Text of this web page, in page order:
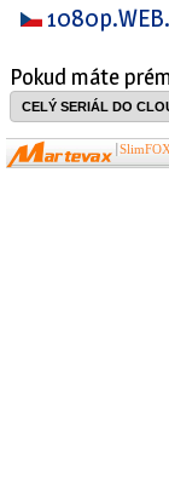
Pokud máte
CELÝ SERIÁL DO